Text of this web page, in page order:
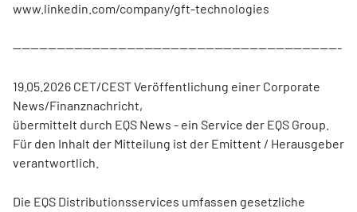
www.linkedin.com/company/gft-technologies
---------------------------------------------------------------------------
19.05.2026 CET/CEST Veröffentlichung einer Corporate
News/Finanznachricht,
übermittelt durch EQS News - ein Service der EQS Group.
Für den Inhalt der Mitteilung ist der Emittent / Herausgeber
verantwortlich.
Die EQS Distributionsservices umfassen gesetzliche